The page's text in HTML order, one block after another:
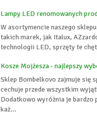
Lampy LED renomowanych
W asortymencie naszego
takich marek, jak Italux,
technologii LED, sprzęty te
Kosze Mojżesza - najlepszy
Sklep Bombelkovo zajmuje się
cechuje przede wszystkim
Dodatkowo wyróżnia je bardzo
każ...